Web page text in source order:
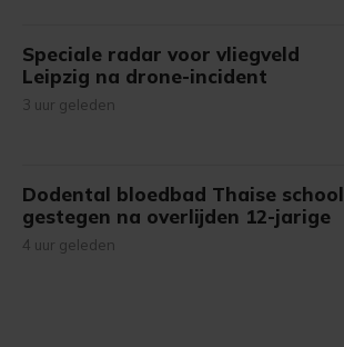
Speciale radar voor vliegveld
Leipzig na drone-incident
3 uur geleden
Dodental bloedbad Thaise school
gestegen na overlijden 12-jarige
4 uur geleden